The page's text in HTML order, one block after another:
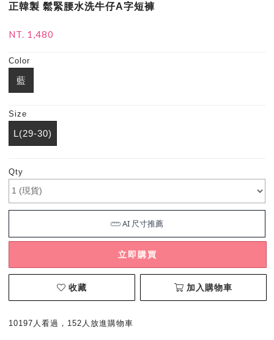
正韓製 鬆緊腰水洗牛仔A字短褲
NT. 1,480
Color
藍
Size
L(29-30)
Qty
立即購買
收藏 加入購物車
10197人看過，152人放進購物車